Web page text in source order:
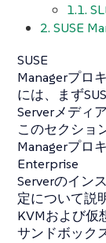
1.1.
2. SUSE
SUSE
Managerプロ
には、まず
Serverメディ
このセクショ
Managerプロ
Enterprise
Serverのイン
定について説
KVMおよび仮
サンドボック